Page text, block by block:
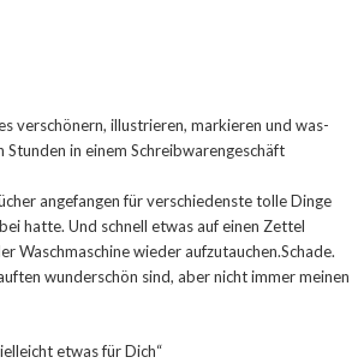
verschönern, illustrieren, markieren und was-
Stunden in einem Schreibwarengeschäft
angefangen für verschiedenste tolle Dinge
hatte. Und schnell etwas auf einen Zettel
Waschmaschine wieder aufzutauchen.Schade.
wunderschön sind, aber nicht immer meinen
etwas für Dich“